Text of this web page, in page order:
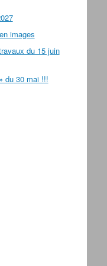
images
du 15 juin
du 30 mai !!!